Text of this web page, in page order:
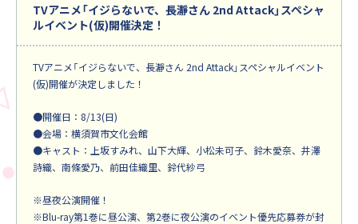
TVアニメ「イジらないで、長瀞さん 2nd Attack」スペシャ
ルイベント(仮)開催決定！
TVアニメ「イジらないで、長瀞さん 2nd Attack」スペシャルイベント
(仮)開催が決定しました！
●開催日：8/13(日)
●会場：横須賀市文化会館
●キャスト：上坂すみれ、山下大輝、小松未可子、鈴木愛奈、井澤
詩織、南條愛乃、前田佳織里、鈴代紗弓
※昼夜公演開催！
※Blu-ray第1巻に昼公演、第2巻に夜公演のイベント優先応募券が封